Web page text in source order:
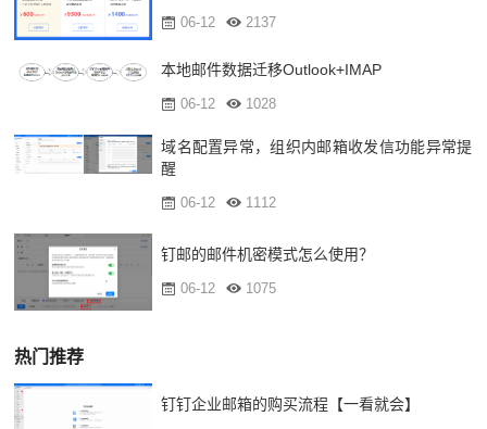
06-12 2137
本地邮件数据迁移Outlook+IMAP
06-12 1028
域名配置异常，组织内邮箱收发信功能异常提
醒
06-12 1112
钉邮的邮件机密模式怎么使用？
06-12 1075
热门推荐
钉钉企业邮箱的购买流程【一看就会】